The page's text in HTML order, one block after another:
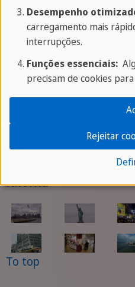
Metodologia de
comunicação
aprendizado natural e
Atividades culturais,
Fotos de Nova York
idioma
To top
Desempenho
carregamento mais
interrupções.
Funções essenciais:
precisam de cookies
Rejeitar